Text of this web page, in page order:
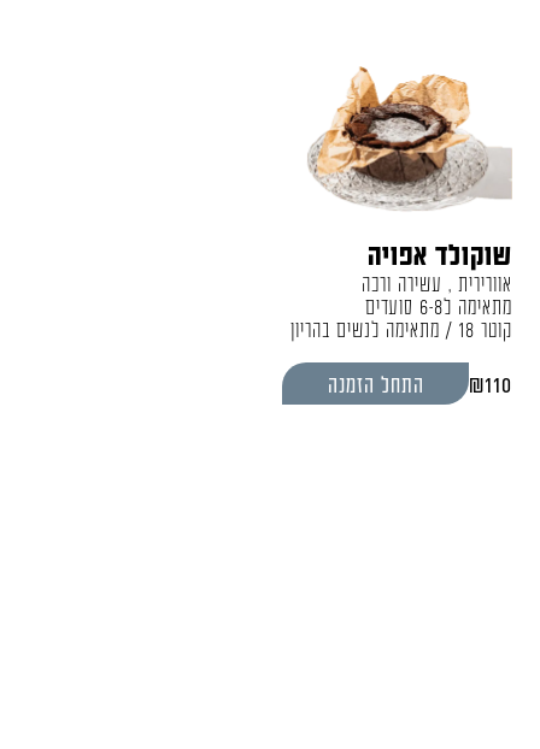
שוקולד אפויה
אוורירית , עשירה ורכה
מתאימה ל6-8 סועדים
קוטר 18 / מתאימה לנשים בהריון
110
₪ התחל הזמנה